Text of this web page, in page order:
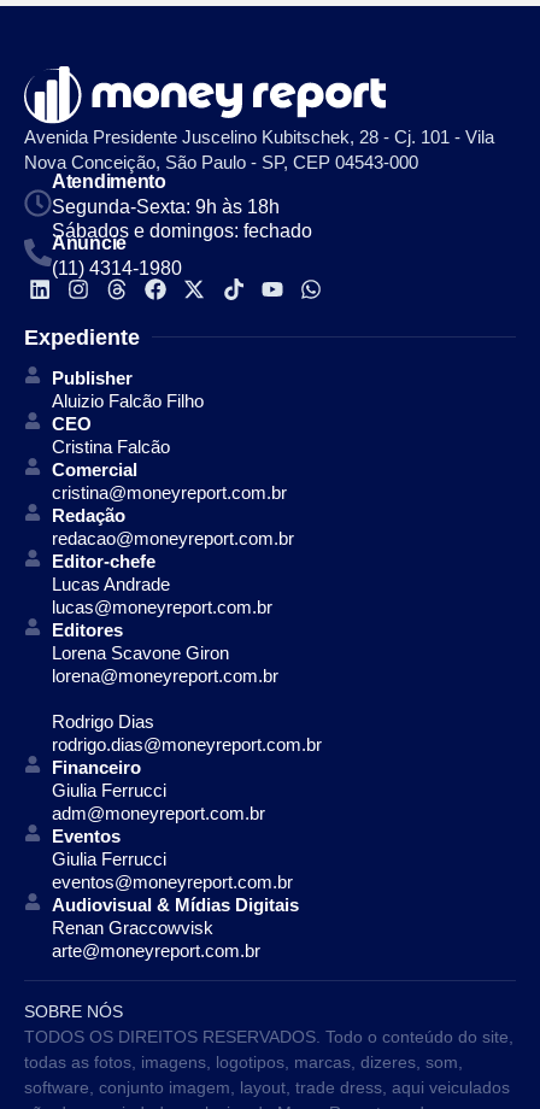
Avenida Presidente Juscelino Kubitschek, 28 - Cj. 101 - Vila
Nova Conceição, São Paulo - SP, CEP 04543-000
Atendimento
Segunda-Sexta: 9h às 18h
Sábados e domingos: fechado
Anuncie
(11) 4314-1980
Expediente
Publisher
Aluizio Falcão Filho
CEO
Cristina Falcão
Comercial
cristina@moneyreport.com.br
Redação
redacao@moneyreport.com.br
Editor-chefe
Lucas Andrade
lucas@moneyreport.com.br
Editores
Lorena Scavone Giron
lorena@moneyreport.com.br
Rodrigo Dias
rodrigo.dias@moneyreport.com.br
Financeiro
Giulia Ferrucci
adm@moneyreport.com.br
Eventos
Giulia Ferrucci
eventos@moneyreport.com.br
Audiovisual & Mídias Digitais
Renan Graccowvisk
arte@moneyreport.com.br
SOBRE NÓS
TODOS OS DIREITOS RESERVADOS. Todo o conteúdo do site,
todas as fotos, imagens, logotipos, marcas, dizeres, som,
software, conjunto imagem, layout, trade dress, aqui veiculados